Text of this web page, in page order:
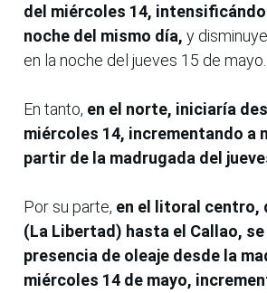
del miércoles 14,
noche del mismo día, y
en la noche del jueves 15 de mayo.
En tanto, en el norte, iniciaría
miércoles 14, incrementando a
partir de la madrugada del
Por su parte, en el litoral centro,
(La Libertad) hasta el Callao, se
presencia de oleaje desde la
miércoles 14 de mayo,